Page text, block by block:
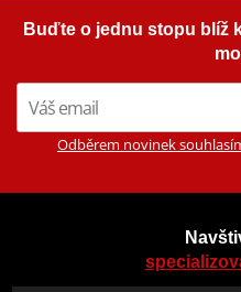
Buďte o jednu stopu blíž
Odběrem novinek